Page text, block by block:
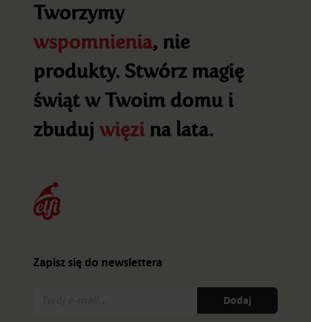
Tworzymy
wspomnienia, nie
produkty. Stwórz magię
świąt w Twoim domu i
zbuduj więzina lata.
Zapisz się do newslettera
Dodaj